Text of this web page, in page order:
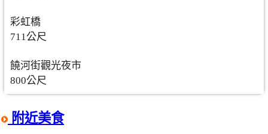
彩虹橋
711公尺
饒河街觀光夜市
800公尺
附近美食